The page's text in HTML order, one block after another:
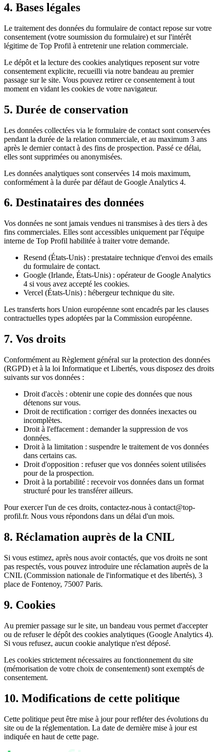
4. Bases légales
Le traitement des données du formulaire de contact repose sur votre
consentement (votre soumission du formulaire) et sur l'intérêt
légitime de Top Profil à entretenir une relation commerciale.
Le dépôt et la lecture des cookies analytiques reposent sur votre
consentement explicite, recueilli via notre bandeau au premier
passage sur le site. Vous pouvez retirer ce consentement à tout
moment en vidant les cookies de votre navigateur.
5. Durée de conservation
Les données collectées via le formulaire de contact sont conservées
pendant la durée de la relation commerciale, et au maximum 3 ans
après le dernier contact à des fins de prospection. Passé ce délai,
elles sont supprimées ou anonymisées.
Les données analytiques sont conservées 14 mois maximum,
conformément à la durée par défaut de Google Analytics 4.
6. Destinataires des données
Vos données ne sont jamais vendues ni transmises à des tiers à des
fins commerciales. Elles sont accessibles uniquement par l'équipe
interne de Top Profil habilitée à traiter votre demande.
Resend (États-Unis) : prestataire technique d'envoi des emails
du formulaire de contact.
Google (Irlande, États-Unis) : opérateur de Google Analytics
4 si vous avez accepté les cookies.
Vercel (États-Unis) : hébergeur technique du site.
Les transferts hors Union européenne sont encadrés par les clauses
contractuelles types adoptées par la Commission européenne.
7. Vos droits
Conformément au Règlement général sur la protection des données
(RGPD) et à la loi Informatique et Libertés, vous disposez des droits
suivants sur vos données :
Droit d'accès : obtenir une copie des données que nous
détenons sur vous.
Droit de rectification : corriger des données inexactes ou
incomplètes.
Droit à l'effacement : demander la suppression de vos
données.
Droit à la limitation : suspendre le traitement de vos données
dans certains cas.
Droit d'opposition : refuser que vos données soient utilisées
pour de la prospection.
Droit à la portabilité : recevoir vos données dans un format
structuré pour les transférer ailleurs.
Pour exercer l'un de ces droits, contactez-nous à contact@top-
profil.fr. Nous vous répondons dans un délai d'un mois.
8. Réclamation auprès de la CNIL
Si vous estimez, après nous avoir contactés, que vos droits ne sont
pas respectés, vous pouvez introduire une réclamation auprès de la
CNIL (Commission nationale de l'informatique et des libertés), 3
place de Fontenoy, 75007 Paris.
9. Cookies
Au premier passage sur le site, un bandeau vous permet d'accepter
ou de refuser le dépôt des cookies analytiques (Google Analytics 4).
Si vous refusez, aucun cookie analytique n'est déposé.
Les cookies strictement nécessaires au fonctionnement du site
(mémorisation de votre choix de consentement) sont exemptés de
consentement.
10. Modifications de cette politique
Cette politique peut être mise à jour pour refléter des évolutions du
site ou de la réglementation. La date de dernière mise à jour est
indiquée en haut de cette page.